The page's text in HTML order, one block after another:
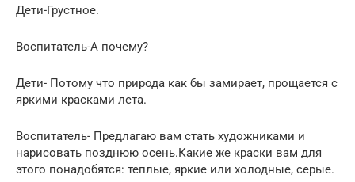
Дети-Грустное.
Воспитатель-А почему?
Дети- Потому что природа как бы замирает, прощается с
яркими красками лета.
Воспитатель- Предлагаю вам стать художниками и
нарисовать позднюю осень.Какие же краски вам для
этого понадобятся: теплые, яркие или холодные, серые.